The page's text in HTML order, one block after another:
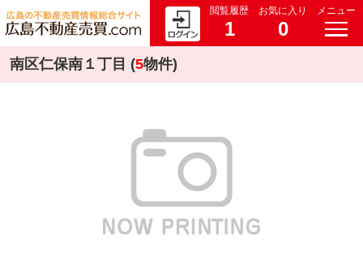
閲覧履歴
1
お気に入り
0
メニュー
南区仁保南１丁目 (5物件)